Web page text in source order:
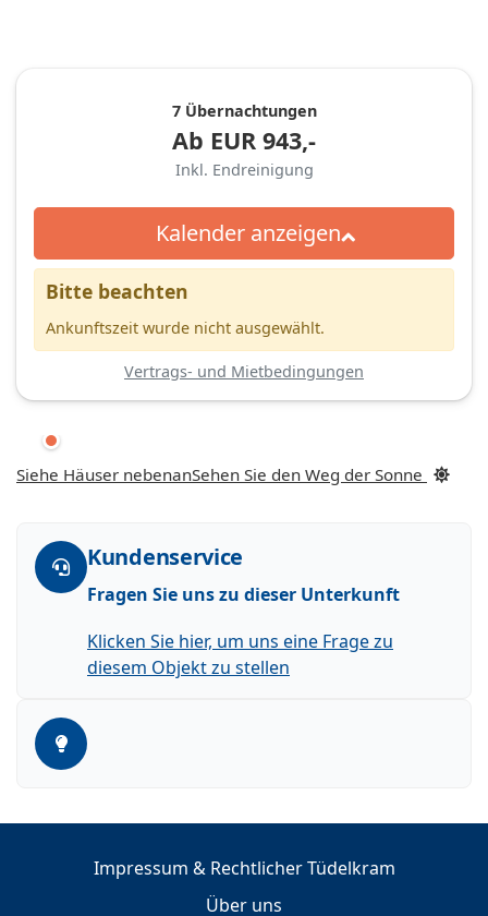
7 Übernachtungen
Ab EUR 943,-
Inkl. Endreinigung
Kalender anzeigen
Bitte beachten
Ankunftszeit wurde nicht ausgewählt.
Vertrags- und Mietbedingungen
Siehe Häuser nebenanSehen Sie den Weg der Sonne
Kundenservice
Fragen Sie uns zu dieser Unterkunft
Klicken Sie hier, um uns eine Frage zu
diesem Objekt zu stellen
Impressum & Rechtlicher Tüdelkram
Über uns